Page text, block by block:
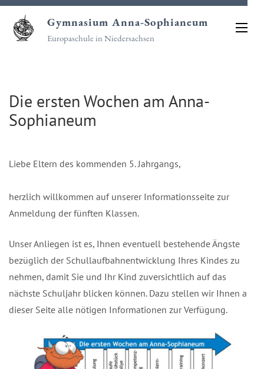
Zum
Inhalt
springen
Gymnasium Anna-Sophianeum
Europaschule in Niedersachsen
Die ersten Wochen am Anna-
Sophianeum
Liebe Eltern des kommenden 5. Jahrgangs,
herzlich willkommen auf unserer Informationsseite zur
Anmeldung der fünften Klassen.
Unser Anliegen ist es, Ihnen eventuell bestehende Ängste
bezüglich der Schullaufbahnentwicklung Ihres Kindes zu
nehmen, damit Sie und Ihr Kind zuversichtlich auf das
nächste Schuljahr blicken können. Dazu stellen wir Ihnen auf
dieser Seite alle nötigen Informationen zur Verfügung.